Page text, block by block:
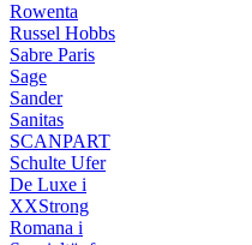
Rowenta
Russel Hobbs
Sabre Paris
Sage
Sander
Sanitas
SCANPART
Schulte Ufer
De Luxe i
XXStrong
Romana i